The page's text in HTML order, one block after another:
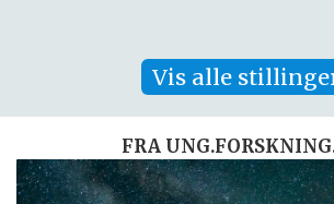
Vis alle
FRA